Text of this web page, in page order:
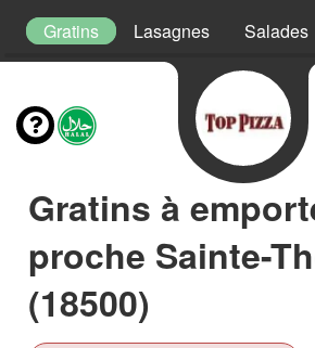
Gratins Lasagnes Salades
Gratins à
proche Sainte-
(18500)